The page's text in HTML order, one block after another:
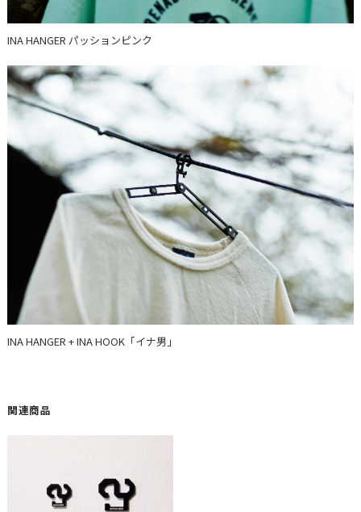
INA HANGER パッションピンク
INA HANGER + INA HOOK「イナ男」
関連商品